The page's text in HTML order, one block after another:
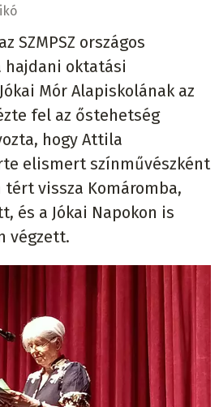
SZMPSZ országos
hajdani oktatási
Mór Alapiskolának az
fel az őstehetség
hogy Attila
elismert színművészként
vissza Komáromba,
és a Jókai Napokon is
végzett.